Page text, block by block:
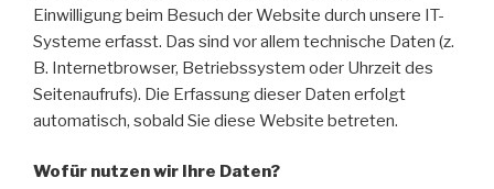
Einwilligung beim Besuch der Website durch unsere IT-
Systeme erfasst. Das sind vor allem technische Daten (z.
B. Internetbrowser, Betriebssystem oder Uhrzeit des
Seitenaufrufs). Die Erfassung dieser Daten erfolgt
automatisch, sobald Sie diese Website betreten.
Wofür nutzen wir Ihre Daten?